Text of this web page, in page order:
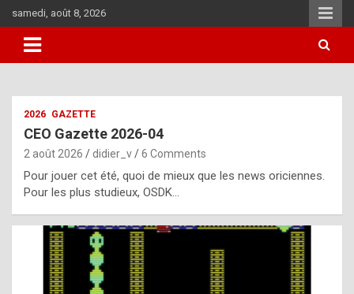
to
content
samedi, août 8, 2026
i
u
l
2026 GAZETTE
CEO Gazette 2026-04
2 août 2026 didier_v 6 Comments
Pour jouer cet été, quoi de mieux que les news oriciennes.
Pour les plus studieux, OSDK…